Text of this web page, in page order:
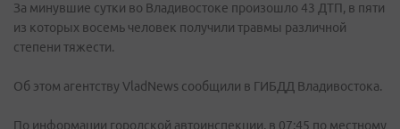
За минувшие сутки во Владивостоке произошло 43 ДТП, в пяти
из которых восемь человек получили травмы различной
степени тяжести.
Об этом агентству VladNews сообщили в ГИБДД Владивостока.
По информации городской автоинспекции, в 07:45 по местному